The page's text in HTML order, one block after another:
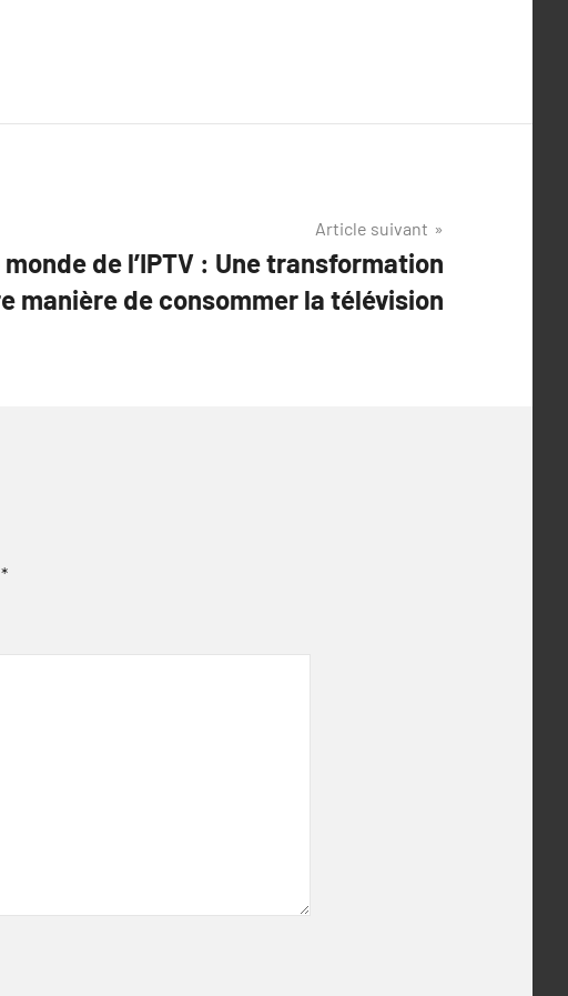
Article suivant
de l’IPTV : Une transformation
manière de consommer la télévision
*